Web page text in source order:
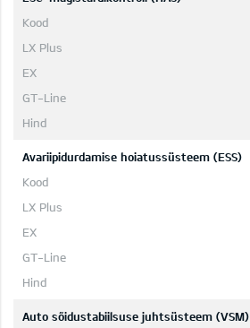
Avariipidurdamise hoiatussüsteem (ESS)
Auto sõidustabiilsuse juhtsüsteem (VSM)